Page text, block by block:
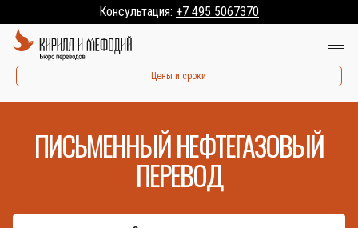
Консультация: +7 495 5067370
Цены и сроки
ПИСЬМЕННЫЙ НЕФТЕГАЗОВЫЙ
ПЕРЕВОД